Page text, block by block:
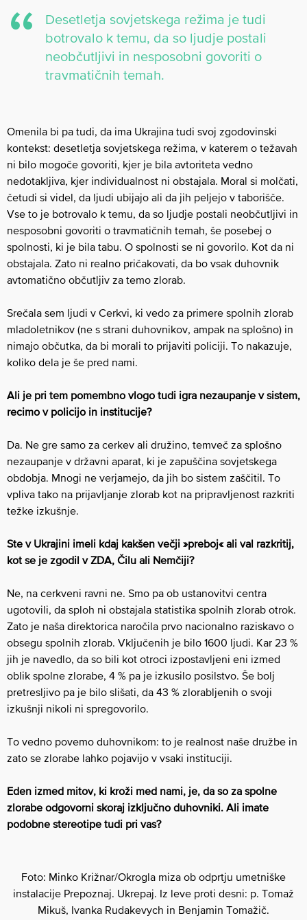
Desetletja sovjetskega režima je tudi
botrovalo k temu, da so ljudje postali
neobčutljivi in nesposobni govoriti o
travmatičnih temah.
Omenila bi pa tudi, da ima Ukrajina tudi svoj zgodovinski
kontekst: desetletja sovjetskega režima, v katerem o težavah
ni bilo mogoče govoriti, kjer je bila avtoriteta vedno
nedotakljiva, kjer individualnost ni obstajala. Moral si molčati,
četudi si videl, da ljudi ubijajo ali da jih peljejo v taborišče.
Vse to je botrovalo k temu, da so ljudje postali neobčutljivi in
nesposobni govoriti o travmatičnih temah, še posebej o
spolnosti, ki je bila tabu. O spolnosti se ni govorilo. Kot da ni
obstajala. Zato ni realno pričakovati, da bo vsak duhovnik
avtomatično občutljiv za temo zlorab.
Srečala sem ljudi v Cerkvi, ki vedo za primere spolnih zlorab
mladoletnikov (ne s strani duhovnikov, ampak na splošno) in
nimajo občutka, da bi morali to prijaviti policiji. To nakazuje,
koliko dela je še pred nami.
Ali je pri tem pomembno vlogo tudi igra nezaupanje v sistem,
recimo v policijo in institucije?
Da. Ne gre samo za cerkev ali družino, temveč za splošno
nezaupanje v državni aparat, ki je zapuščina sovjetskega
obdobja. Mnogi ne verjamejo, da jih bo sistem zaščitil. To
vpliva tako na prijavljanje zlorab kot na pripravljenost razkriti
težke izkušnje.
Ste v Ukrajini imeli kdaj kakšen večji »preboj« ali val razkritij,
kot se je zgodil v ZDA, Čilu ali Nemčiji?
Ne, na cerkveni ravni ne. Smo pa ob ustanovitvi centra
ugotovili, da sploh ni obstajala statistika spolnih zlorab otrok.
Zato je naša direktorica naročila prvo nacionalno raziskavo o
obsegu spolnih zlorab. Vključenih je bilo 1600 ljudi. Kar 23 %
jih je navedlo, da so bili kot otroci izpostavljeni eni izmed
oblik spolne zlorabe, 4 % pa je izkusilo posilstvo. Še bolj
pretresljivo pa je bilo slišati, da 43 % zlorabljenih o svoji
izkušnji nikoli ni spregovorilo.
To vedno povemo duhovnikom: to je realnost naše družbe in
zato se zlorabe lahko pojavijo v vsaki instituciji.
Eden izmed mitov, ki kroži med nami, je, da so za spolne
zlorabe odgovorni skoraj izključno duhovniki. Ali imate
podobne stereotipe tudi pri vas?
Foto: Minko Križnar/Okrogla miza ob odprtju umetniške
instalacije Prepoznaj. Ukrepaj. Iz leve proti desni: p. Tomaž
Mikuš, Ivanka Rudakevych in Benjamin Tomažič.